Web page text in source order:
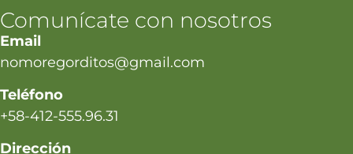
Comunícate con nosotros
Email
nomoregorditos@gmail.com
Teléfono
+58-412-555.96.31
Dirección